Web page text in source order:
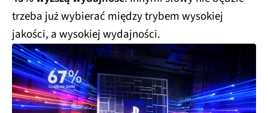
trzeba już wybierać między trybem wysokiej
jakości, a wysokiej wydajności.